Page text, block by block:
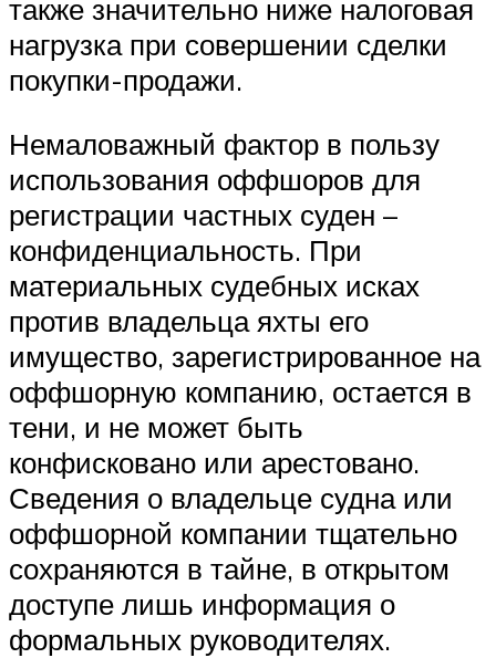
также значительно ниже налоговая
нагрузка при совершении сделки
покупки-продажи.
Немаловажный фактор в пользу
использования оффшоров для
регистрации частных суден –
конфиденциальность. При
материальных судебных исках
против владельца яхты его
имущество, зарегистрированное на
оффшорную компанию, остается в
тени, и не может быть
конфисковано или арестовано.
Сведения о владельце судна или
оффшорной компании тщательно
сохраняются в тайне, в открытом
доступе лишь информация о
формальных руководителях.